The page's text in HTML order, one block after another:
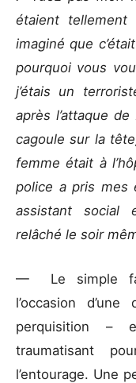
étaient tellement
imaginé que
pourquoi vous
j’étais un
après l’attaque
cagoule sur la
femme était à
police a pris mes
assistant social
relâché le soir
— Le simple
l’occasion
perquisition –
traumatisant
l’entourage. Une